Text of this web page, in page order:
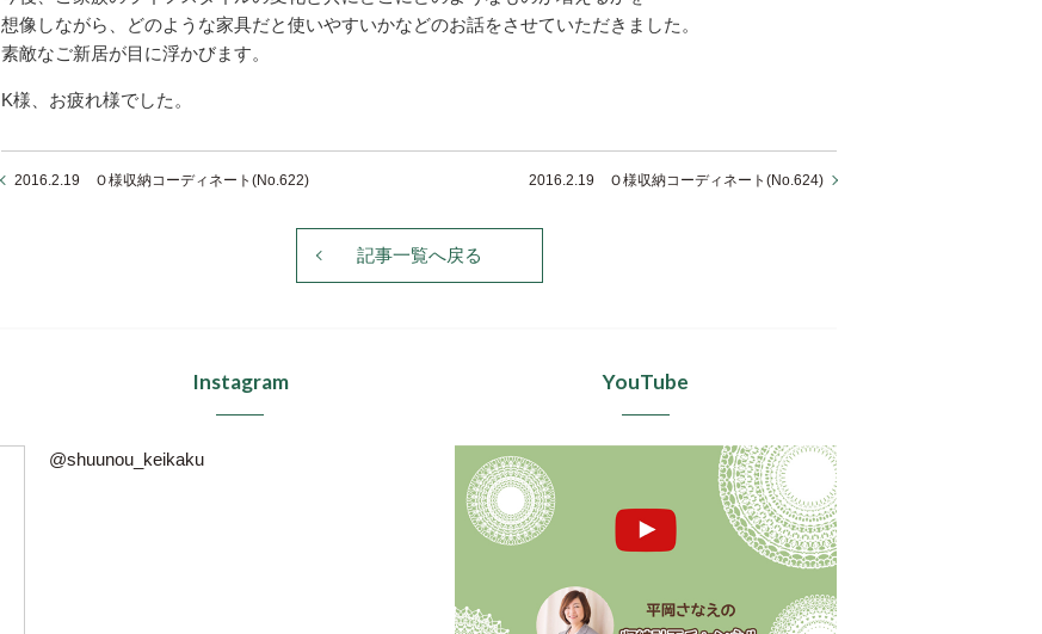
想像しながら、どのような家具だと使いやすいかなどのお話をさせていただきました。
素敵なご新居が目に浮かびます。
K様、お疲れ様でした。
2016.2.19 Ｏ様収納コーディネート(No.622) 2016.2.19 Ｏ様収納コーディネート(No.624)
記事一覧へ戻る
Instagram
@shuunou_keikaku
YouTube